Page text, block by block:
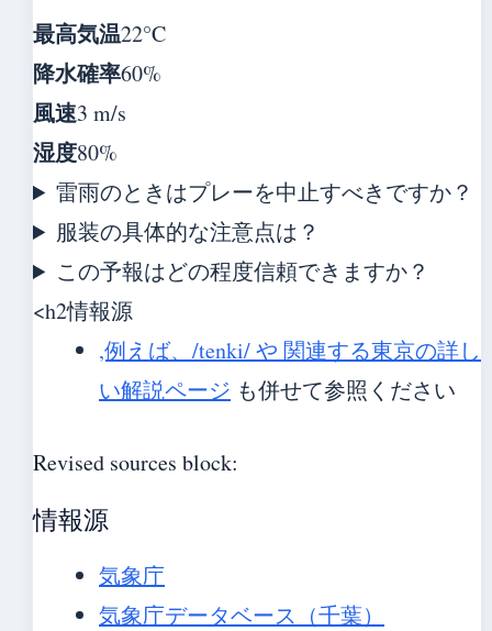
最高気温22°C
降水確率60%
風速3 m/s
湿度80%
雷雨のときはプレーを中止すべきですか？
服装の具体的な注意点は？
この予報はどの程度信頼できますか？
<h2情報源
,例えば、/tenki/ や 関連する東京の詳し
い解説ページ も併せて参照ください
Revised sources block:
情報源
気象庁
気象庁データベース（千葉）